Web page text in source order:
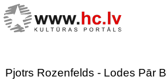
Pjotrs Rozenfelds - Lodes Pār